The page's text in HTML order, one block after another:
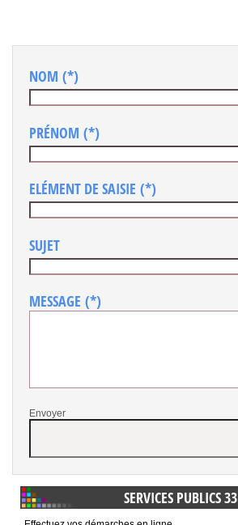
NOM (*)
PRÉNOM (*)
ELÉMENT DE SAISIE (*)
SUJET
MESSAGE (*)
Envoyer
SERVICES PUBLICS 33